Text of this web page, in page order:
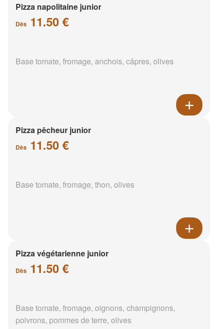
Pizza napolitaine junior
Dès 11.50 €
Base tomate, fromage, anchois, câpres, olives
Pizza pêcheur junior
Dès 11.50 €
Base tomate, fromage, thon, olives
Pizza végétarienne junior
Dès 11.50 €
Base tomate, fromage, oignons, champignons,
poivrons, pommes de terre, olives